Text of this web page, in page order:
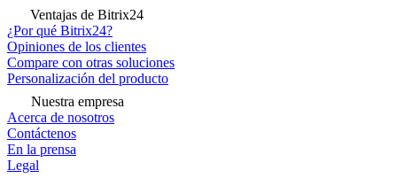
Ventajas de Bitrix24
¿Por qué Bitrix24?
Opiniones de los clientes
Compare con otras soluciones
Personalización del producto
Nuestra empresa
Acerca de nosotros
Contáctenos
En la prensa
Legal